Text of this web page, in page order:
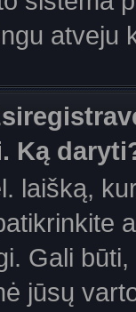
atveju
Ką
laišką,
Gali
jūsų